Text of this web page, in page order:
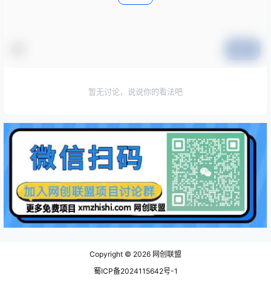
暂无讨论，说说你的看法吧
Copyright © 2026 网创联盟
蜀ICP备2024115642号-1